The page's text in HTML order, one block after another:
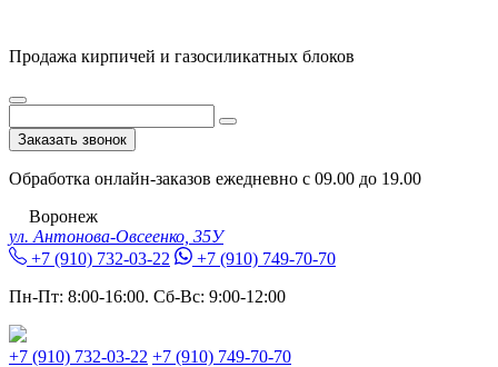
Продажа кирпичей и газосиликатных блоков
Заказать звонок
Обработка онлайн-заказов ежедневно с 09.00 до 19.00
Воронеж
ул. Антонова-Овсеенко, 35У
+7 (910) 732-03-22
+7 (910) 749-70-70
Пн-Пт: 8:00-16:00. Сб-Вс: 9:00-12:00
+7 (910) 732-03-22 +7 (910) 749-70-70